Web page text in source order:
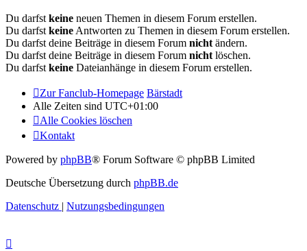
Du darfst keine neuen Themen in diesem Forum erstellen.
Du darfst keine Antworten zu Themen in diesem Forum erstellen.
Du darfst deine Beiträge in diesem Forum nicht ändern.
Du darfst deine Beiträge in diesem Forum nicht löschen.
Du darfst keine Dateianhänge in diesem Forum erstellen.
Zur Fanclub-Homepage Bärstadt
Alle Zeiten sind UTC+01:00
Alle Cookies löschen
Kontakt
Powered by phpBB® Forum Software © phpBB Limited
Deutsche Übersetzung durch phpBB.de
Datenschutz | Nutzungsbedingungen